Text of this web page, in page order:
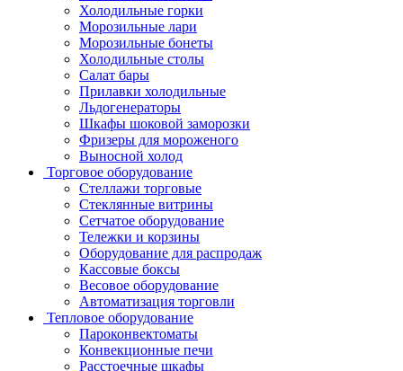
Холодильные горки
Морозильные лари
Морозильные бонеты
Холодильные столы
Салат бары
Прилавки холодильные
Льдогенераторы
Шкафы шоковой заморозки
Фризеры для мороженого
Выносной холод
Торговое оборудование
Стеллажи торговые
Стеклянные витрины
Сетчатое оборудование
Тележки и корзины
Оборудование для распродаж
Кассовые боксы
Весовое оборудование
Автоматизация торговли
Тепловое оборудование
Пароконвектоматы
Конвекционные печи
Расстоечные шкафы